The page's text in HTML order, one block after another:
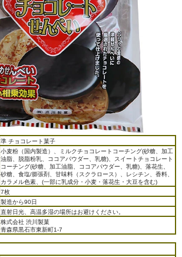
準 チョコレート菓子
小麦粉（国内製造）、ミルクチョコレートコーチング(砂糖、加工
油脂、脱脂粉乳、ココアパウダー、乳糖)、スイートチョコレート
コーチング(砂糖、加工油脂、ココアパウダー、乳糖)、落花生、
砂糖、食塩/膨張剤、甘味料（スクラロース）、レシチン、香料、
カラメル色素、(一部に乳成分・小麦・落花生・大豆を含む)
7枚
製造から90日
直射日光、高温多湿の場所はお避けください。
株式会社 渋川製菓
青森県黒石市東新町1-7